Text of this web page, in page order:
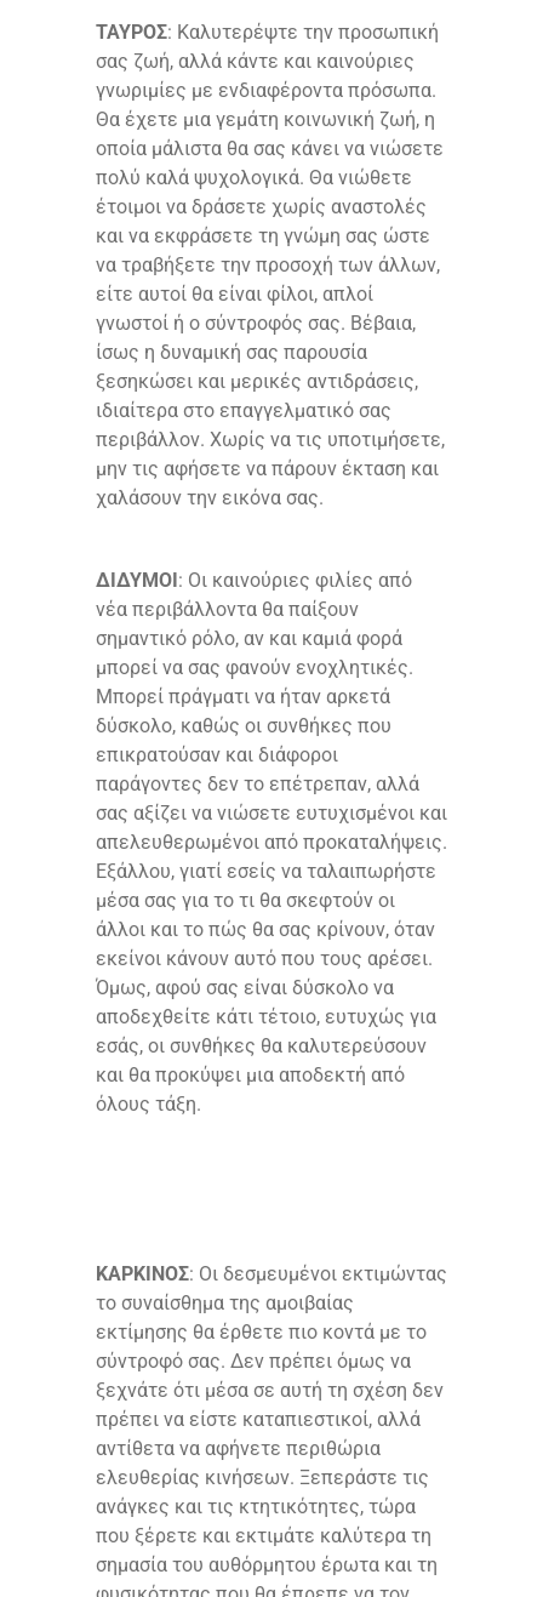
ΤΑΥΡΟΣ: Καλυτερέψτε την προσωπική
σας ζωή, αλλά κάντε και καινούριες
γνωριμίες με ενδιαφέροντα πρόσωπα.
Θα έχετε μια γεμάτη κοινωνική ζωή, η
οποία μάλιστα θα σας κάνει να νιώσετε
πολύ καλά ψυχολογικά. Θα νιώθετε
έτοιμοι να δράσετε χωρίς αναστολές
και να εκφράσετε τη γνώμη σας ώστε
να τραβήξετε την προσοχή των άλλων,
είτε αυτοί θα είναι φίλοι, απλοί
γνωστοί ή ο σύντροφός σας. Βέβαια,
ίσως η δυναμική σας παρουσία
ξεσηκώσει και μερικές αντιδράσεις,
ιδιαίτερα στο επαγγελματικό σας
περιβάλλον. Χωρίς να τις υποτιμήσετε,
μην τις αφήσετε να πάρουν έκταση και
χαλάσουν την εικόνα σας.
ΔΙΔΥΜΟΙ: Οι καινούριες φιλίες από
νέα περιβάλλοντα θα παίξουν
σημαντικό ρόλο, αν και καμιά φορά
μπορεί να σας φανούν ενοχλητικές.
Μπορεί πράγματι να ήταν αρκετά
δύσκολο, καθώς οι συνθήκες που
επικρατούσαν και διάφοροι
παράγοντες δεν το επέτρεπαν, αλλά
σας αξίζει να νιώσετε ευτυχισμένοι και
απελευθερωμένοι από προκαταλήψεις.
Εξάλλου, γιατί εσείς να ταλαιπωρήστε
μέσα σας για το τι θα σκεφτούν οι
άλλοι και το πώς θα σας κρίνουν, όταν
εκείνοι κάνουν αυτό που τους αρέσει.
Όμως, αφού σας είναι δύσκολο να
αποδεχθείτε κάτι τέτοιο, ευτυχώς για
εσάς, οι συνθήκες θα καλυτερεύσουν
και θα προκύψει μια αποδεκτή από
όλους τάξη.
ΚΑΡΚΙΝΟΣ: Οι δεσμευμένοι εκτιμώντας
το συναίσθημα της αμοιβαίας
εκτίμησης θα έρθετε πιο κοντά με το
σύντροφό σας. Δεν πρέπει όμως να
ξεχνάτε ότι μέσα σε αυτή τη σχέση δεν
πρέπει να είστε καταπιεστικοί, αλλά
αντίθετα να αφήνετε περιθώρια
ελευθερίας κινήσεων. Ξεπεράστε τις
ανάγκες και τις κτητικότητες, τώρα
που ξέρετε και εκτιμάτε καλύτερα τη
σημασία του αυθόρμητου έρωτα και τη